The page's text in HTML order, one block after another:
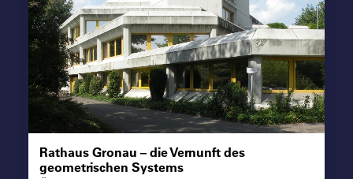
Rathaus Gronau – die Vernunft des
geometrischen Systems